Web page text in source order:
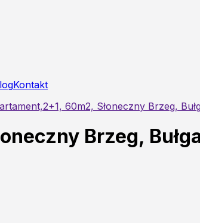
Kontakt
60m2, Słoneczny Brzeg,
Brzeg,